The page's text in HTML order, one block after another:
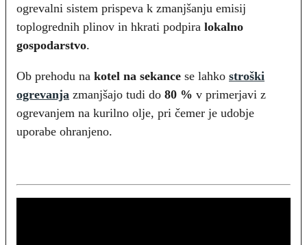
ogrevalni sistem prispeva k zmanjšanju emisij
toplogrednih plinov in hkrati podpira lokalno
gospodarstvo.
Ob prehodu na kotel na sekance se lahko stroški
ogrevanja zmanjšajo tudi do 80 % v primerjavi z
ogrevanjem na kurilno olje, pri čemer je udobje
uporabe ohranjeno.